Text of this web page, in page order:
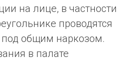
на лице, в частности
проводятся
общим наркозом.
в палате